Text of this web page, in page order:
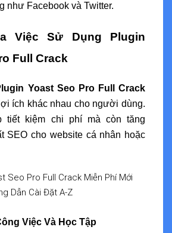
như Facebook và Twitter.
Việc Sử Dụng Plugin
Full Crack
Yoast Seo Pro Full Crack
ích khác nhau cho người dùng.
tiết kiệm chi phí mà còn tăng
SEO cho website cá nhân hoặc
Việc Và Học Tập